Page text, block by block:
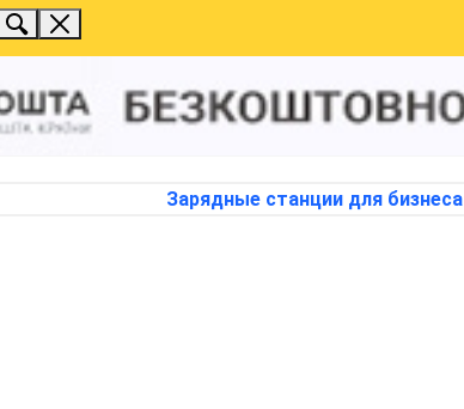
Зарядные станции для бизнеса